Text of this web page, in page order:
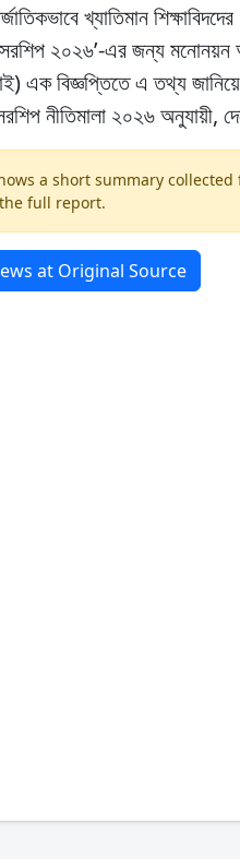
খ্যাতিমান
২০২৬’-এর জন্য মনোনয়ন
এক বিজ্ঞপ্তিতে এ তথ্য
নীতিমালা ২০২৬ অনুযায়ী,
a short summary
full report.
at Original Source